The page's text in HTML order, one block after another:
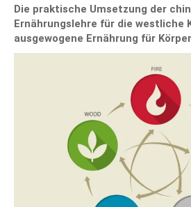
Die praktische Umsetzung der
Ernährungslehre für die westliche
ausgewogene Ernährung für